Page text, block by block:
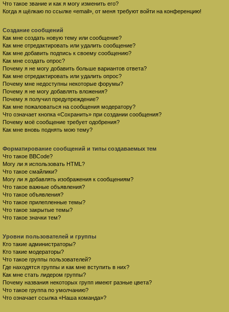
Что такое звание и как я могу изменить его?
Когда я щёлкаю по ссылке «email», от меня требуют войти на конференцию!
Создание сообщений
Как мне создать новую тему или сообщение?
Как мне отредактировать или удалить сообщение?
Как мне добавить подпись к своему сообщению?
Как мне создать опрос?
Почему я не могу добавить больше вариантов ответа?
Как мне отредактировать или удалить опрос?
Почему мне недоступны некоторые форумы?
Почему я не могу добавлять вложения?
Почему я получил предупреждение?
Как мне пожаловаться на сообщения модератору?
Что означает кнопка «Сохранить» при создании сообщения?
Почему моё сообщение требует одобрения?
Как мне вновь поднять мою тему?
Форматирование сообщений и типы создаваемых тем
Что такое BBCode?
Могу ли я использовать HTML?
Что такое смайлики?
Могу ли я добавлять изображения к сообщениям?
Что такое важные объявления?
Что такое объявления?
Что такое прилепленные темы?
Что такое закрытые темы?
Что такое значки тем?
Уровни пользователей и группы
Кто такие администраторы?
Кто такие модераторы?
Что такое группы пользователей?
Где находятся группы и как мне вступить в них?
Как мне стать лидером группы?
Почему названия некоторых групп имеют разные цвета?
Что такое группа по умолчанию?
Что означает ссылка «Наша команда»?